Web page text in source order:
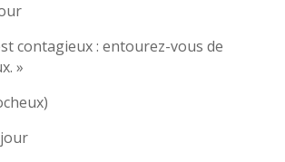
contagieux : entourez-vous de
»